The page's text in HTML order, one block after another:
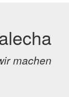
machen